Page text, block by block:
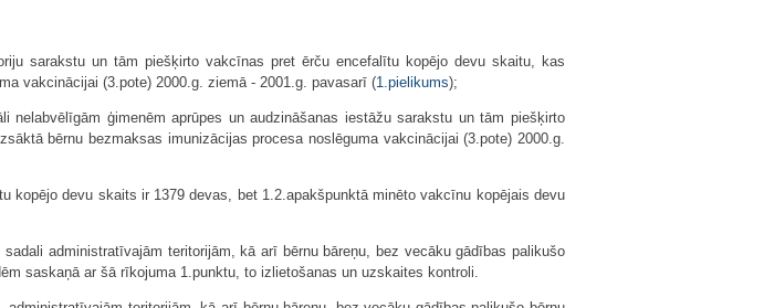
sarakstu un tām piešķirto vakcīnas pret ērču encefalītu kopējo devu skaitu, kas
vakcinācijai (3.pote) 2000.g. ziemā - 2001.g. pavasarī (1.pielikums);
ģimenēm aprūpes un audzināšanas iestāžu sarakstu un tām piešķirto
bērnu bezmaksas imunizācijas procesa noslēguma vakcinācijai (3.pote) 2000.g.
devu skaits ir 1379 devas, bet 1.2.apakšpunktā minēto vakcīnu kopējais devu
administratīvajām teritorijām, kā arī bērnu bāreņu, bez vecāku gādības palikušo
saskaņā ar šā rīkojuma 1.punktu, to izlietošanas un uzskaites kontroli.